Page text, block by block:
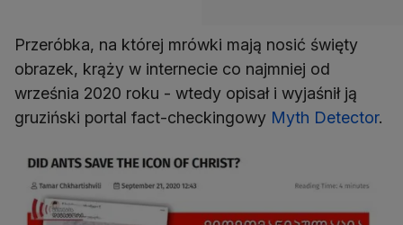
Przeróbka, na której mrówki mają nosić święty
obrazek, krąży w internecie co najmniej od
września 2020 roku - wtedy opisał i wyjaśnił ją
gruziński portal fact-checkingowy Myth Detector.